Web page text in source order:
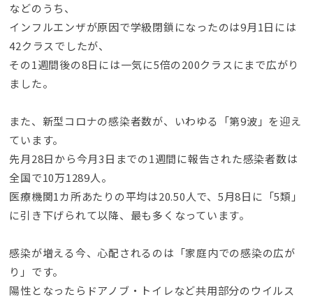
などのうち、
インフルエンザが原因で学級閉鎖になったのは9月1日には
42クラスでしたが、
その1週間後の8日には一気に5倍の200クラスにまで広がり
ました。
また、新型コロナの感染者数が、いわゆる「第9波」を迎え
ています。
先月28日から今月3日までの1週間に報告された感染者数は
全国で10万1289人。
医療機関1カ所あたりの平均は20.50人で、5月8日に「5類」
に引き下げられて以降、最も多くなっています。
感染が増える今、心配されるのは「家庭内での感染の広が
り」です。
陽性となったらドアノブ・トイレなど共用部分のウイルス